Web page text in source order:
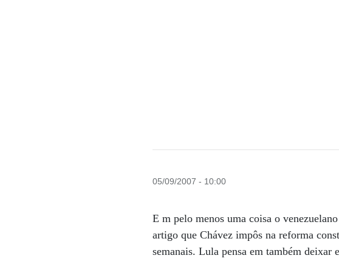
05/09/2007 - 10:00
E m pelo menos uma coisa o
artigo que Chávez impôs na reforma
semanais. Lula pensa em também deixar